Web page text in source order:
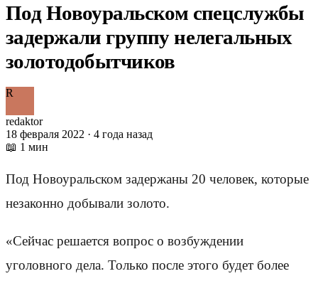
Под Новоуральском спецслужбы
задержали группу нелегальных
золотодобытчиков
R
redaktor
18 февраля 2022 · 4 года назад
📖 1 мин
Под Новоуральском задержаны 20 человек, которые
незаконно добывали золото.
«Сейчас решается вопрос о возбуждении
уголовного дела. Только после этого будет более